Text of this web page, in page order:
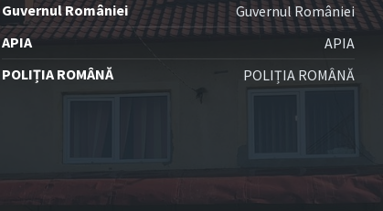
Guvernul României
Guvernul României
APIA
APIA
POLIȚIA ROMÂNĂ
POLIȚIA ROMÂNĂ